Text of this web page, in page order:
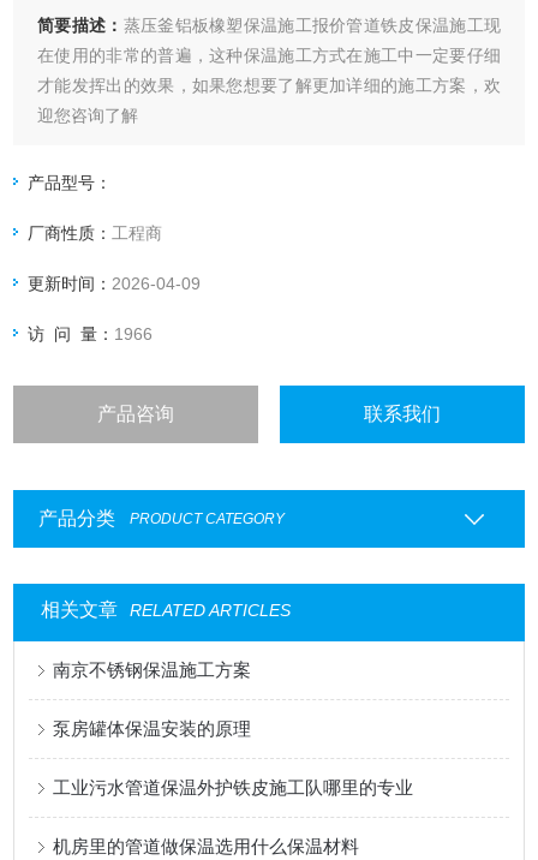
简要描述： 蒸压釜铝板橡塑保温施工报价管道铁皮保温施工现
在使用的非常的普遍，这种保温施工方式在施工中一定要仔细
才能发挥出的效果，如果您想要了解更加详细的施工方案，欢
迎您咨询了解
产品型号：
厂商性质： 工程商
更新时间： 2026-04-09
访 问 量： 1966
产品咨询 联系我们
产品分类 PRODUCT CATEGORY
相关文章 RELATED ARTICLES
南京不锈钢保温施工方案
泵房罐体保温安装的原理
工业污水管道保温外护铁皮施工队哪里的专业
机房里的管道做保温选用什么保温材料